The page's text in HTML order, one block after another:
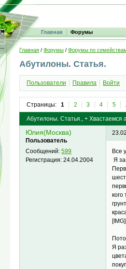
Главная Форумы
Главная / Форумы / Форумы по
Абутилоны. Статья.
Пользователи Правила Войти
Страницы: 1 2 3 4 5
Абутилоны. Статья., + Хвастаемся
Юлия(Москва)
Пользователь
Сообщений:599
Регистрация:24.04.2004
Все
Я
[IMG]
Я